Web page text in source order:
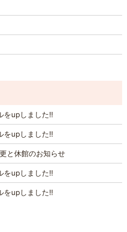
をupしました!!
をupしました!!
と休館のお知らせ
をupしました!!
をupしました!!